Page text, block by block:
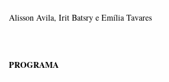
Alisson Avila, Irit Batsry e Emília Tavares
PROGRAMA